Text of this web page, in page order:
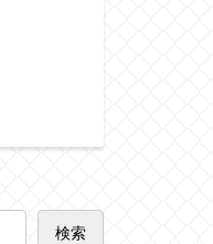
検索